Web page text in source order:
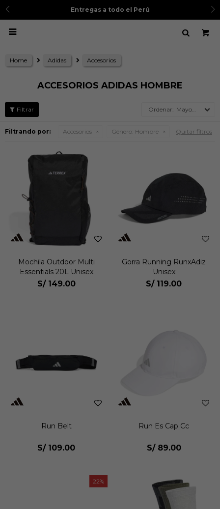
Entregas a todo el Perú

Home Adidas Accesorios
ACCESORIOS ADIDAS HOMBRE
Mayor precio
Filtrando por: Accesorios Género: Hombre Quitar filtros
Mochila Outdoor Multi
Essentials 20L Unisex
S/ 149.00
Gorra Running RunxAdiz
Unisex
S/ 119.00
Run Belt
S/ 109.00
Run Es Cap Cc
S/ 89.00
22